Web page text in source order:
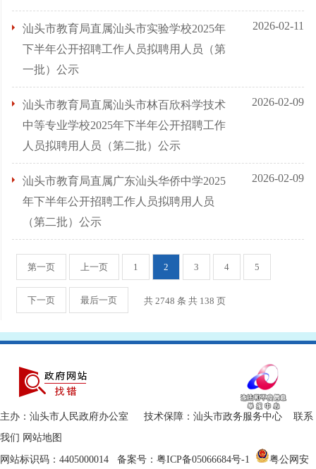
汕头市教育局直属汕头市实验学校2025年
下半年公开招聘工作人员拟聘用人员（第
一批）公示
2026-02-11
汕头市教育局直属汕头市林百欣科学技术
中等专业学校2025年下半年公开招聘工作
人员拟聘用人员（第二批）公示
2026-02-09
汕头市教育局直属广东汕头华侨中学2025
年下半年公开招聘工作人员拟聘用人员
（第二批）公示
2026-02-09
第一页 上一页 1 2 3 4 5
下一页 最后一页 共 2748 条 共 138 页
主办：汕头市人民政府办公室 技术保障：汕头市政务服务中心 联系
我们 网站地图
网站标识码：4405000014 备案号：粤ICP备05066684号-1 粤公网安